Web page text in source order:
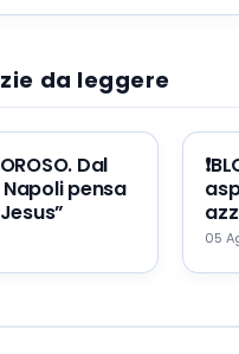
da leggere
Dal
Napoli pensa
05